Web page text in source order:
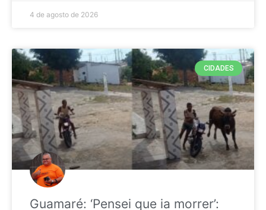
4 de agosto de 2026
CIDADES
Guamaré: ‘Pensei que ia morrer’: